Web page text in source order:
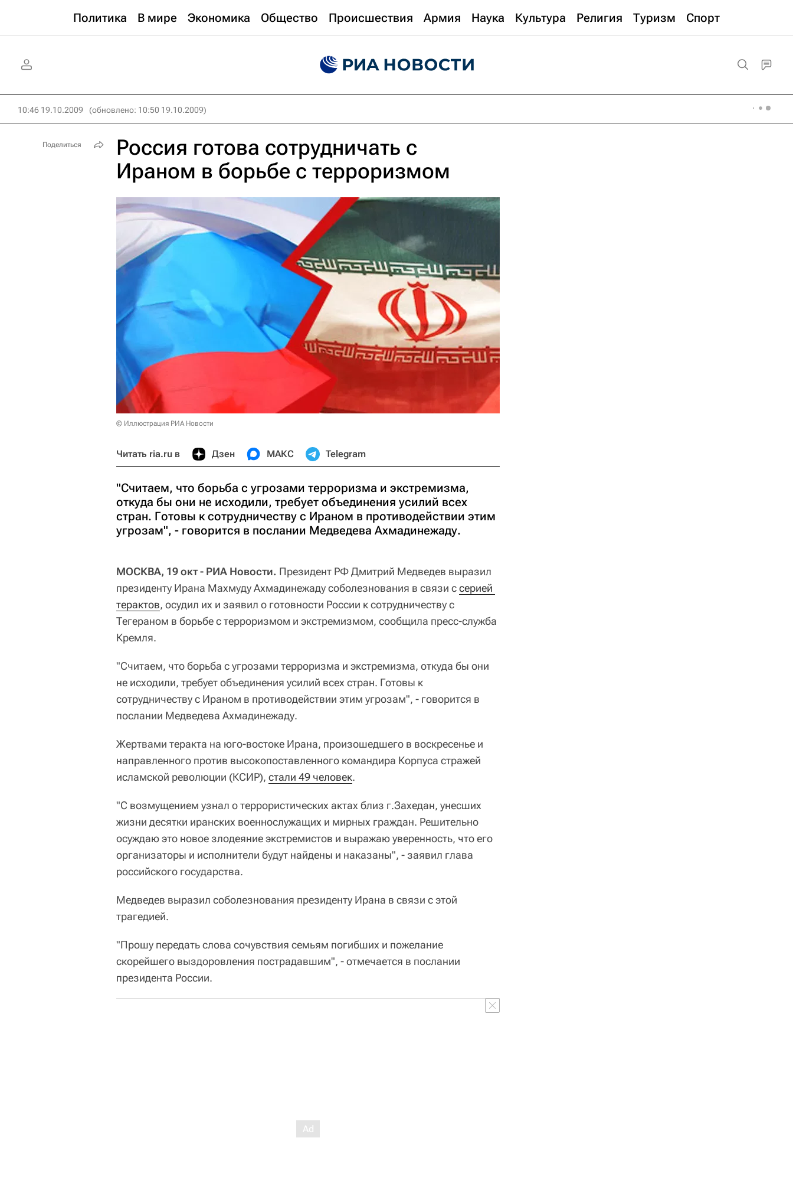
Политика В мире Экономика Общество Происшествия Армия Наука Культура Религия Туризм Спорт
10:46 19.10.2009 (обновлено: 10:50 19.10.2009)
Россия готова сотрудничать с
Ираном в борьбе с терроризмом
© Иллюстрация РИА Новости
Читать ria.ru в Дзен МАКС Telegram
"Считаем, что борьба с угрозами терроризма и экстремизма,
откуда бы они не исходили, требует объединения усилий всех
стран. Готовы к сотрудничеству с Ираном в противодействии этим
угрозам", - говорится в послании Медведева Ахмадинежаду.
МОСКВА, 19 окт - РИА Новости. Президент РФ Дмитрий Медведев выразил
президенту Ирана Махмуду Ахмадинежаду соболезнования в связи ссерией
терактов, осудил их и заявил о готовности России к сотрудничеству с
Тегераном в борьбе с терроризмом и экстремизмом, сообщила пресс-служба
Кремля.
"Считаем, что борьба с угрозами терроризма и экстремизма, откуда бы они
не исходили, требует объединения усилий всех стран. Готовы к
сотрудничеству с Ираном в противодействии этим угрозам", - говорится в
послании Медведева Ахмадинежаду.
Жертвами теракта на юго-востоке Ирана, произошедшего в воскресенье и
направленного против высокопоставленного командира Корпуса стражей
исламской революции (КСИР), стали 49 человек.
"С возмущением узнал о террористических актах близ г.Захедан, унесших
жизни десятки иранских военнослужащих и мирных граждан. Решительно
осуждаю это новое злодеяние экстремистов и выражаю уверенность, что его
организаторы и исполнители будут найдены и наказаны", - заявил глава
российского государства.
Медведев выразил соболезнования президенту Ирана в связи с этой
трагедией.
"Прошу передать слова сочувствия семьям погибших и пожелание
скорейшего выздоровления пострадавшим", - отмечается в послании
президента России.
Поделиться